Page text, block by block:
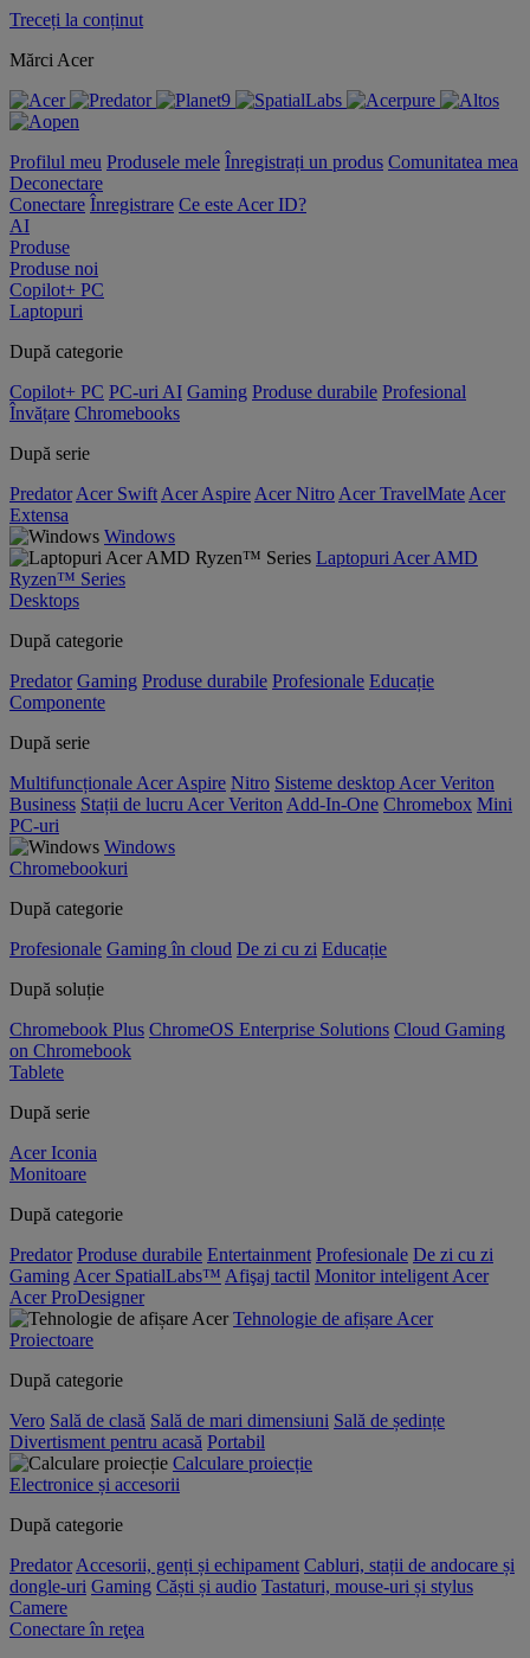
Treceți la conținut
Mărci Acer
Profilul meu Produsele mele Înregistrați un produs Comunitatea mea
Deconectare
Conectare Înregistrare Ce este Acer ID?
AI
Produse
Produse noi
Copilot+ PC
Laptopuri
După categorie
Copilot+ PC PC-uri AI Gaming Produse durabile Profesional
Învățare Chromebooks
După serie
Predator Acer Swift Acer Aspire Acer Nitro Acer TravelMate Acer
Extensa
Windows
Laptopuri Acer AMD
Ryzen™ Series
Desktops
După categorie
Predator Gaming Produse durabile Profesionale Educație
Componente
După serie
Multifuncționale Acer Aspire Nitro Sisteme desktop Acer Veriton
Business Stații de lucru Acer Veriton Add-In-One Chromebox Mini
PC-uri
Windows
Chromebookuri
După categorie
Profesionale Gaming în cloud De zi cu zi Educație
După soluție
Chromebook Plus ChromeOS Enterprise Solutions Cloud Gaming
on Chromebook
Tablete
După serie
Acer Iconia
Monitoare
După categorie
Predator Produse durabile Entertainment Profesionale De zi cu zi
Gaming Acer SpatialLabs™ Afişaj tactil Monitor inteligent Acer
Acer ProDesigner
Tehnologie de afișare Acer
Proiectoare
După categorie
Vero Sală de clasă Sală de mari dimensiuni Sală de ședințe
Divertisment pentru acasă Portabil
Calculare proiecție
Electronice și accesorii
După categorie
Predator Accesorii, genți și echipament Cabluri, stații de andocare și
dongle-uri Gaming Căști și audio Tastaturi, mouse-uri și stylus
Camere
Conectare în reţea